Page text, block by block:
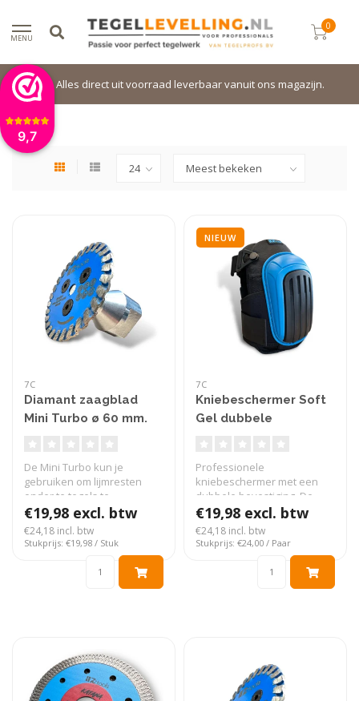
9,7
MENU
0
Alles direct uit voorraad leverbaar vanuit ons magazijn.
7C
Diamant zaagblad
Mini Turbo ø 60 mm.
De Mini Turbo kun je
gebruiken om lijmresten
onder te tegels te
verwijderen zoda..
€19,98 excl. btw
€24,18 incl. btw
Stukprijs: €19,98 / Stuk
NIEUW
7C
Kniebeschermer Soft
Gel dubbele
Professionele
kniebeschermer met een
dubbele bevestiging. De
kniebeschermer zijn..
€19,98 excl. btw
€24,18 incl. btw
Stukprijs: €24,00 / Paar